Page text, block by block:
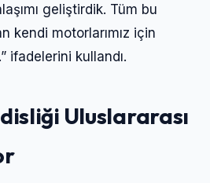
geliştirdik. Tüm bu
kendi motorlarımız için
ifadelerini kullandı.
Uluslararası